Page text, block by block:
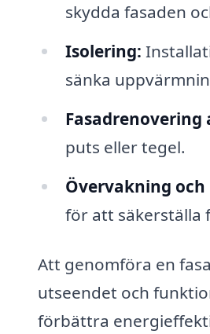
skydda fasaden
Isolering:
sänka
puts eller tegel.
Övervakning
för att säkerställa
Att genomföra en
utseendet och
förbättra